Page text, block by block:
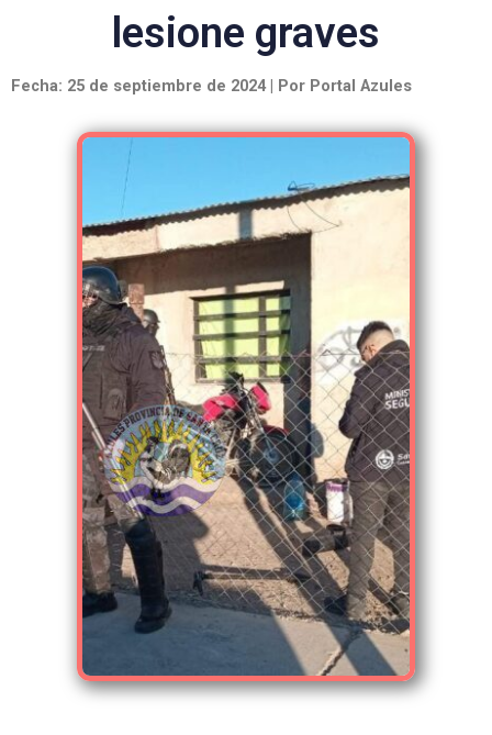
lesione graves
Fecha: 25 de septiembre de 2024 | Por Portal Azules